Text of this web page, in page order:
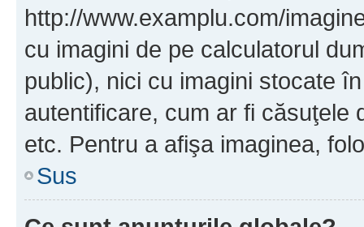
http://www.examplu.com/
cu imagini de pe calculatorul
public), nici cu imagini stocate
autentificare, cum ar fi căsuţele
etc. Pentru a afişa imaginea,
Sus